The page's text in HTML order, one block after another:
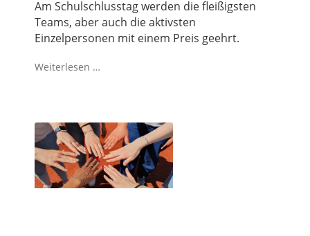
Am Schulschlusstag werden die fleißigsten
Teams, aber auch die aktivsten
Einzelpersonen mit einem Preis geehrt.
Weiterlesen …